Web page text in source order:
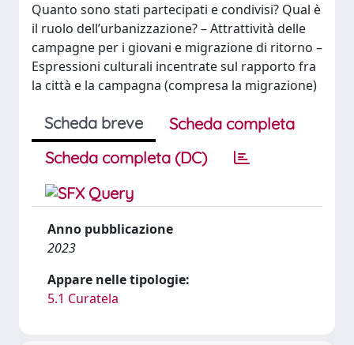
Quanto sono stati partecipati e condivisi? Qual è
il ruolo dell’urbanizzazione? – Attrattività delle
campagne per i giovani e migrazione di ritorno –
Espressioni culturali incentrate sul rapporto fra
la città e la campagna (compresa la migrazione)
Scheda breve
Scheda completa
Scheda completa (DC)
Anno pubblicazione
2023
Appare nelle tipologie:
5.1 Curatela